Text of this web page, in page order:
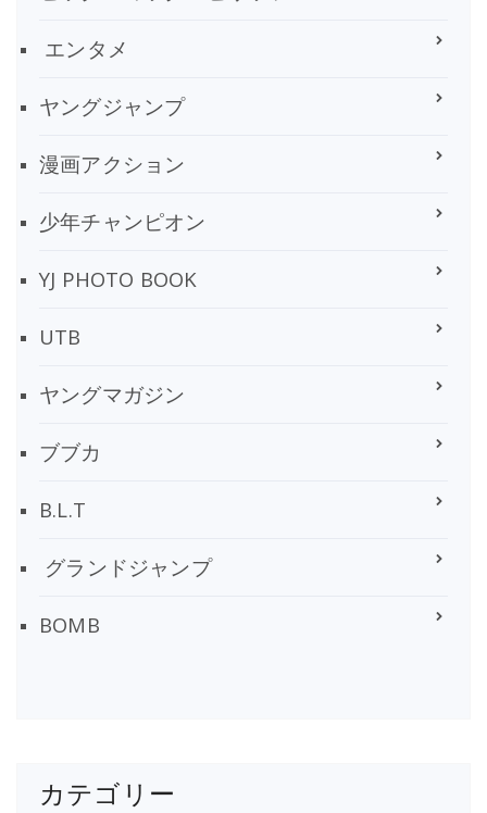
エンタメ
ヤングジャンプ
漫画アクション
少年チャンピオン
YJ PHOTO BOOK
UTB
ヤングマガジン
ブブカ
B.L.T
グランドジャンプ
BOMB
カテゴリー